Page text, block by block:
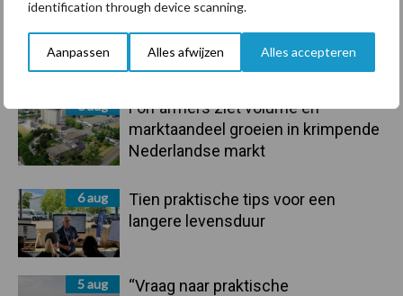
identification through device scanning.
Aanpassen Alles afwijzen Alles accepteren
7 aug
De speenhuid: een vaak
onderschatte risicofactor voor
mastitis
6 aug
ForFarmers ziet volume en
marktaandeel groeien in krimpende
Nederlandse markt
6 aug
Tien praktische tips voor een
langere levensduur
5 aug
“Vraag naar praktische